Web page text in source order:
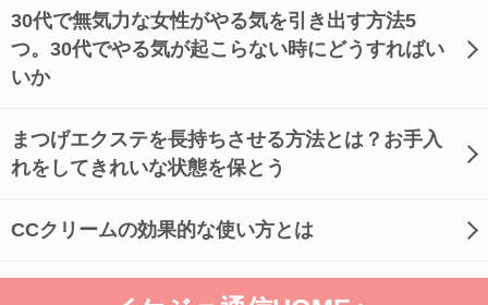
30代で無気力な女性がやる気を引き出す方法5
つ。30代でやる気が起こらない時にどうすればい
いか
まつげエクステを長持ちさせる方法とは？お手入
れをしてきれいな状態を保とう
CCクリームの効果的な使い方とは